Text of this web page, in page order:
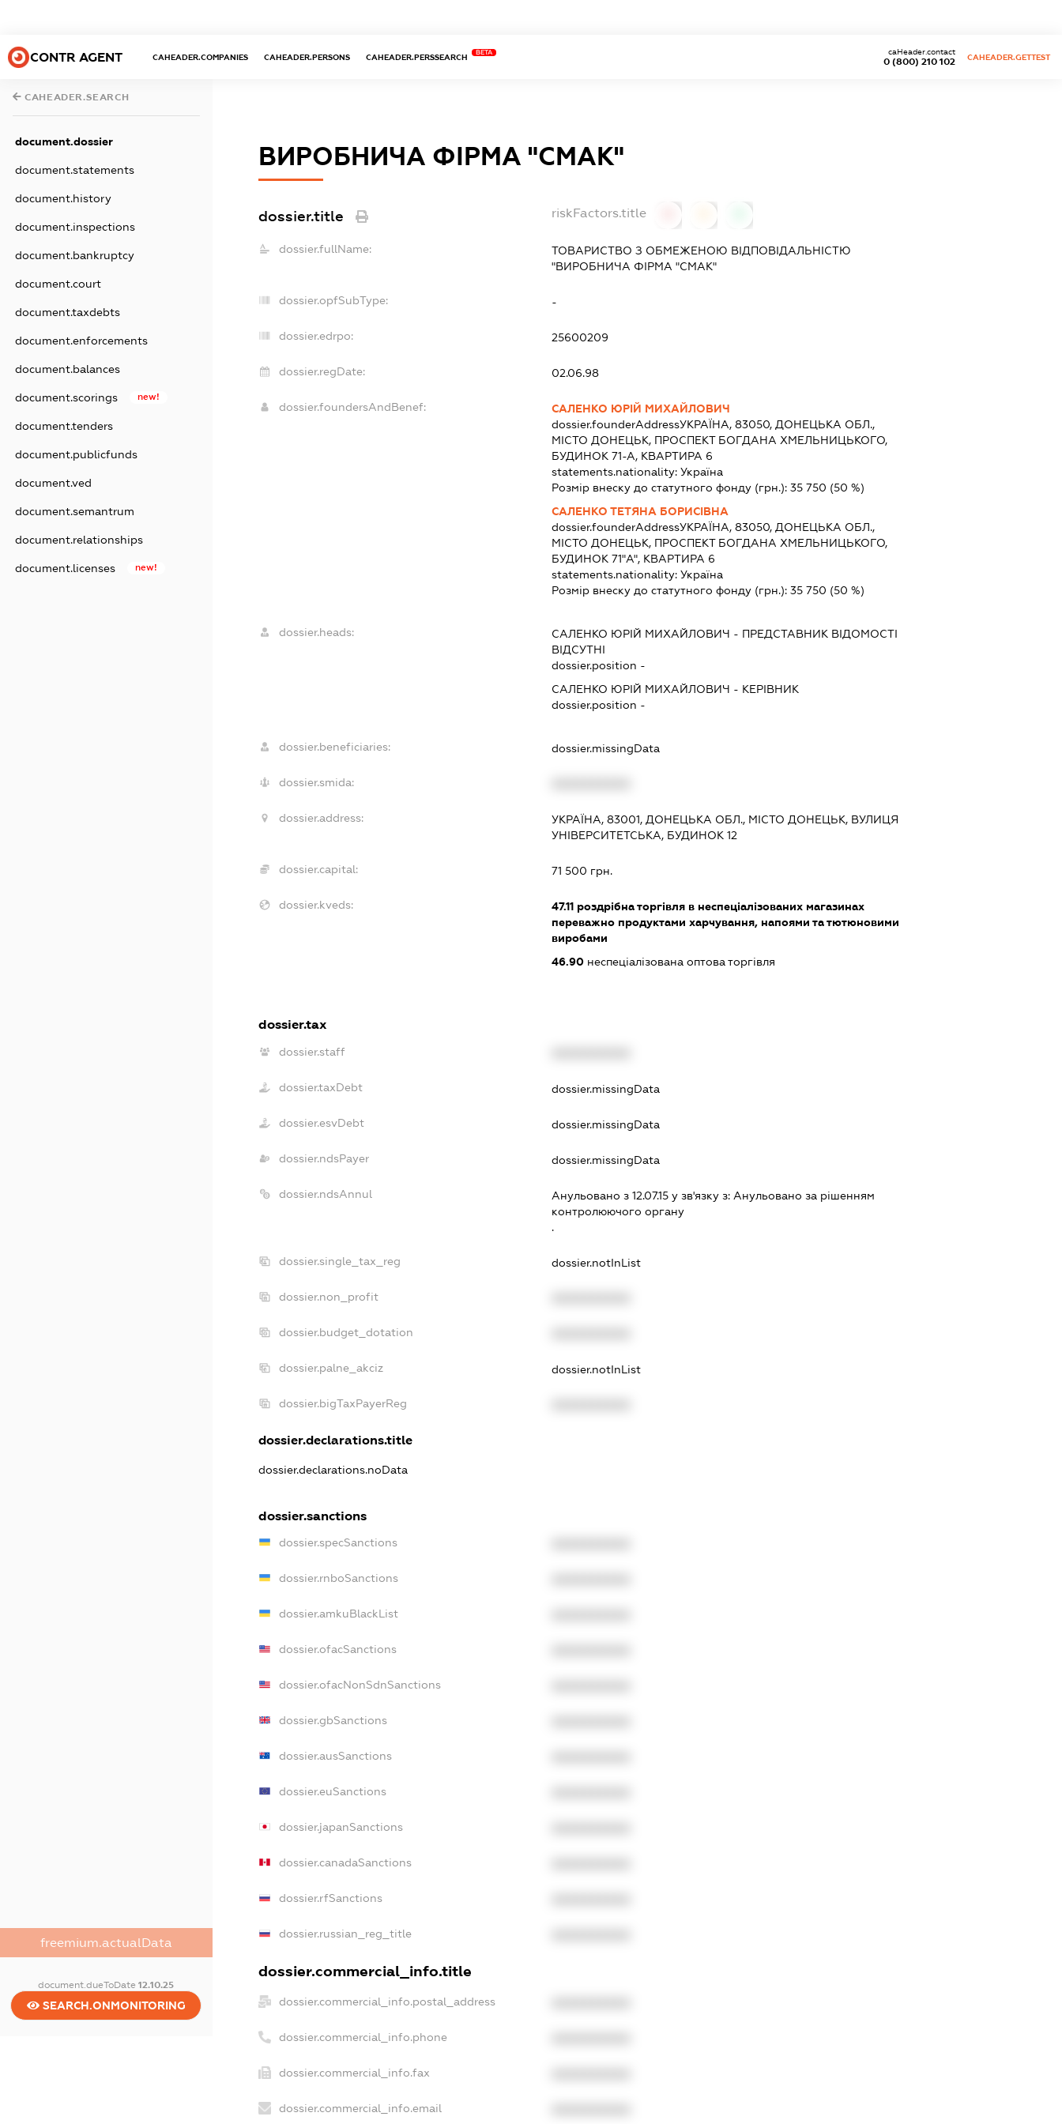
CONTR AGENT CAHEADER.COMPANIES CAHEADER.PERSONS CAHEADER.PERSSEARCH
BETA
0 (800) 210 102
caHeader.contact
CAHEADER.GETTEST
CAHEADER.SEARCH
document.dossier
document.statements
document.history
document.inspections
document.bankruptcy
document.court
document.taxdebts
document.enforcements
document.balances
document.scorings new!
document.tenders
document.publicfunds
document.ved
document.semantrum
document.relationships
document.licenses new!
freemium.actualData
document.dueToDate12.10.25
SEARCH.ONMONITORING
ВИРОБНИЧА ФІРМА "СМАК"
dossier.title riskFactors.title
dossier.fullName:
ТОВАРИСТВО З ОБМЕЖЕНОЮ ВІДПОВІДАЛЬНІСТЮ
"ВИРОБНИЧА ФІРМА "СМАК"
dossier.opfSubType: -
dossier.edrpo: 25600209
dossier.regDate: 02.06.98
dossier.foundersAndBenef:
САЛЕНКО ЮРІЙ МИХАЙЛОВИЧ
dossier.founderAddressУКРАЇНА, 83050, ДОНЕЦЬКА ОБЛ.,
МІСТО ДОНЕЦЬК, ПРОСПЕКТ БОГДАНА ХМЕЛЬНИЦЬКОГО,
БУДИНОК 71-А, КВАРТИРА 6
statements.nationality: Україна
Розмір внеску до статутного фонду (грн.): 35 750 (50 %)
САЛЕНКО ТЕТЯНА БОРИСІВНА
dossier.founderAddressУКРАЇНА, 83050, ДОНЕЦЬКА ОБЛ.,
МІСТО ДОНЕЦЬК, ПРОСПЕКТ БОГДАНА ХМЕЛЬНИЦЬКОГО,
БУДИНОК 71"А", КВАРТИРА 6
statements.nationality: Україна
Розмір внеску до статутного фонду (грн.): 35 750 (50 %)
dossier.heads: САЛЕНКО ЮРІЙ МИХАЙЛОВИЧ - ПРЕДСТАВНИК ВІДОМОСТІ
ВІДСУТНІ
dossier.position -
САЛЕНКО ЮРІЙ МИХАЙЛОВИЧ - КЕРІВНИК
dossier.position -
dossier.beneficiaries: dossier.missingData
dossier.smida:
dossier.address:
УКРАЇНА, 83001, ДОНЕЦЬКА ОБЛ., МІСТО ДОНЕЦЬК, ВУЛИЦЯ
УНІВЕРСИТЕТСЬКА, БУДИНОК 12
dossier.capital: 71 500 грн.
dossier.kveds: 47.11роздрібна торгівля в неспеціалізованих магазинах
переважно продуктами харчування, напоями та тютюновими
виробами
46.90неспеціалізована оптова торгівля
dossier.tax
dossier.staff
dossier.taxDebt dossier.missingData
dossier.esvDebt dossier.missingData
dossier.ndsPayer dossier.missingData
dossier.ndsAnnul Анульовано з 12.07.15 у зв'язку з: Анульовано за рiшенням
контролюючого органу
.
dossier.single_tax_reg dossier.notInList
dossier.non_profit
dossier.budget_dotation
dossier.palne_akciz dossier.notInList
dossier.bigTaxPayerReg
dossier.declarations.title
dossier.declarations.noData
dossier.sanctions
dossier.specSanctions
dossier.rnboSanctions
dossier.amkuBlackList
dossier.ofacSanctions
dossier.ofacNonSdnSanctions
dossier.gbSanctions
dossier.ausSanctions
dossier.euSanctions
dossier.japanSanctions
dossier.canadaSanctions
dossier.rfSanctions
dossier.russian_reg_title
dossier.commercial_info.title
dossier.commercial_info.postal_address
dossier.commercial_info.phone
dossier.commercial_info.fax
dossier.commercial_info.email